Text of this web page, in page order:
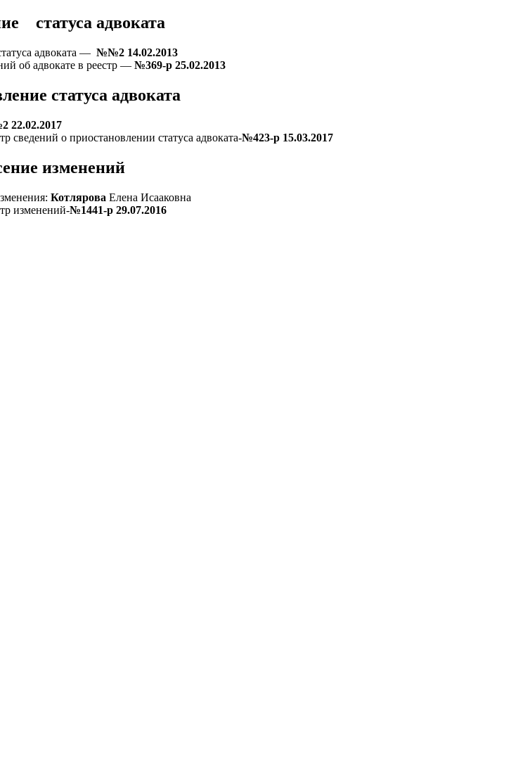
статуса адвоката
адвоката — №№2 14.02.2013
об адвокате в реестр — №369-р 25.02.2013
статуса адвоката
22.02.2017
сведений о приостановлении статуса адвоката-№423-р 15.03.2017
изменений
Котлярова Елена Исааковна
изменений-№1441-р 29.07.2016